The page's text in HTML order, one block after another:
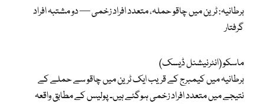
برطانیہ: ٹرین میں چاقو حملہ، متعدد افراد زخمی — دو مشتبہ افراد
گرفتار
ماسکو (انٹرنیشنل ڈیسک)
برطانیہ میں کیمبرج کے قریب ایک ٹرین میں چاقو سے حملے کے
نتیجے میں متعدد افراد زخمی ہوگئے ہیں۔ پولیس کے مطابق واقعہ